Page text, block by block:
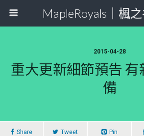
MapleRoyals｜楓
2015-04-28
重大更新細節預告 有
備
Share Tweet Pin